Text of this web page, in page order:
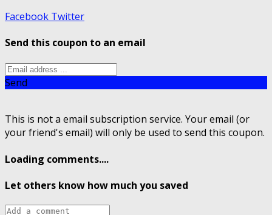
Facebook Twitter
Send this coupon to an email
Send
This is not a email subscription service. Your email (or
your friend's email) will only be used to send this coupon.
Loading comments....
Let others know how much you saved